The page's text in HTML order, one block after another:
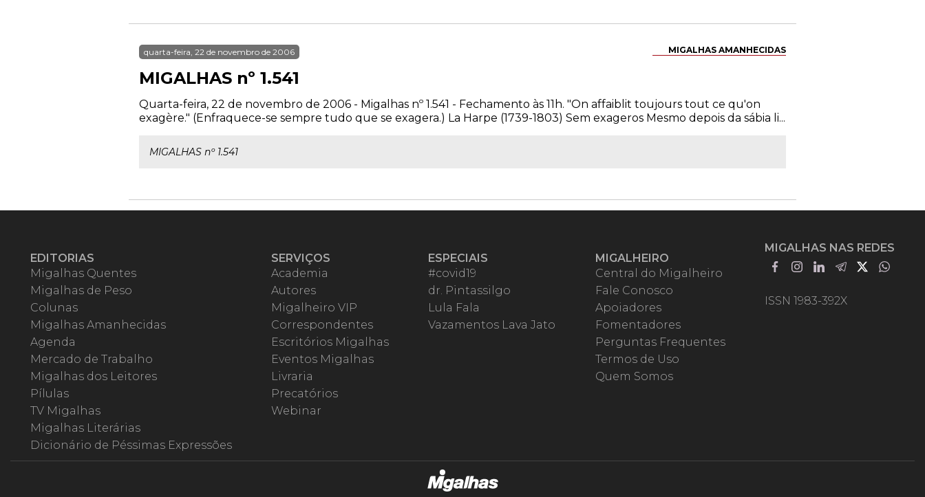
MIGALHAS AMANHECIDAS
quarta-feira, 22 de novembro de 2006
MIGALHAS nº 1.541
Quarta-feira, 22 de novembro de 2006 - Migalhas nº 1.541 - Fechamento às 11h. "On affaiblit toujours tout ce qu'on
exagère." (Enfraquece-se sempre tudo que se exagera.) La Harpe (1739-1803) Sem exageros Mesmo depois da sábia li...
MIGALHAS nº 1.541
EDITORIAS
Migalhas Quentes
Migalhas de Peso
Colunas
Migalhas Amanhecidas
Agenda
Mercado de Trabalho
Migalhas dos Leitores
Pílulas
TV Migalhas
Migalhas Literárias
Dicionário de Péssimas Expressões
SERVIÇOS
Academia
Autores
Migalheiro VIP
Correspondentes
Escritórios Migalhas
Eventos Migalhas
Livraria
Precatórios
Webinar
ESPECIAIS
#covid19
dr. Pintassilgo
Lula Fala
Vazamentos Lava Jato
MIGALHEIRO
Central do Migalheiro
Fale Conosco
Apoiadores
Fomentadores
Perguntas Frequentes
Termos de Uso
Quem Somos
MIGALHAS NAS REDES
ISSN 1983-392X